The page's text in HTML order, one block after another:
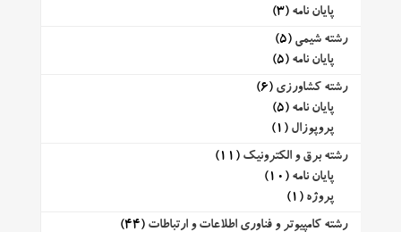
پایان نامه (3)
رشته شیمی (5)
پایان نامه (5)
رشته کشاورزی (6)
پایان نامه (5)
پروپوزال (1)
رشته برق و الکترونیک (11)
پایان نامه (10)
پروژه (1)
رشته کامپیوتر و فناوری اطلاعات و ارتباطات (44)